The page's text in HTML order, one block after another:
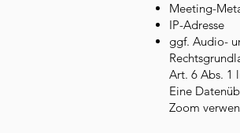
Meeting-
IP-Adresse
ggf. Audio-
Art. 6 Abs. 1
Eine
Zoom